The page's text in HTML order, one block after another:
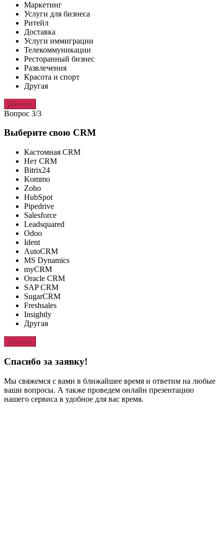
Маркетинг
Услуги для бизнеса
Ритейл
Доставка
Услуги иммиграции
Телекоммуникации
Ресторанный бизнес
Развлечения
Красота и спорт
Другая
Дальше
Вопрос 3/3
Выберите свою CRM
Кастомная CRM
Нет CRM
Bitrix24
Kommo
Zoho
HubSpot
Pipedrive
Salesforce
Leadsquared
Odoo
Ident
AutoCRM
MS Dynamics
myCRM
Oracle CRM
SAP CRM
SugarCRM
Freshsales
Insightly
Другая
Дальше
Спасибо за заявку!
Мы свяжемся с вами в ближайшее время и ответим на любые
ваши вопросы. А также проведем онлайн презентацию
нашего сервиса в удобное для вас время.